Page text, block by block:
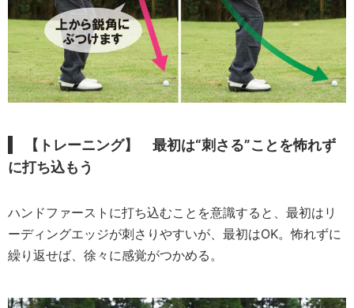
【トレーニング】
最初は“刺さる”ことを怖れず
に打ち込もう
ハンドファーストに打ち込むことを意識すると、最初はリ
ーディングエッジが刺さりやすいが、最初はOK。怖れずに
繰り返せば、徐々に感覚がつかめる。